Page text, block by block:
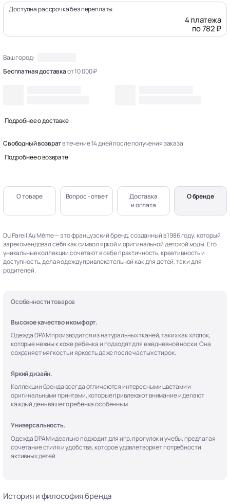
Доступна рассрочка без переплаты
4 платежа
по 782 ₽
Ваш город:
Бесплатная доставкаот 10 000 ₽
Подробнее о доставке
Свободный возвратв течение 14 дней после получения заказа
Подробнее о возврате
О товаре Вопрос - ответ
Доставка
и оплата
О бренде
Du Pareil Au Même — это французский бренд, созданный в 1986 году, который
зарекомендовал себя как символ яркой и оригинальной детской моды. Его
уникальные коллекции сочетают в себе практичность, креативность и
доступность, делая одежду привлекательной как для детей, так и для
родителей.
Особенности товаров
Высокое качество и комфорт.
Одежда DPAM производится из натуральных тканей, таких как хлопок,
которые нежны к коже ребенка и подходят для ежедневной носки. Она
сохраняет мягкость и яркость даже после частых стирок.
Яркий дизайн.
Коллекции бренда всегда отличаются интересными цветами и
оригинальными принтами, которые привлекают внимание и делают
каждый день вашего ребенка особенным.
Универсальность.
Одежда DPAM идеально подходит для игр, прогулок и учебы, предлагая
сочетание стиля и удобства, которое удовлетворяет потребности
активных детей.
История и философия бренда